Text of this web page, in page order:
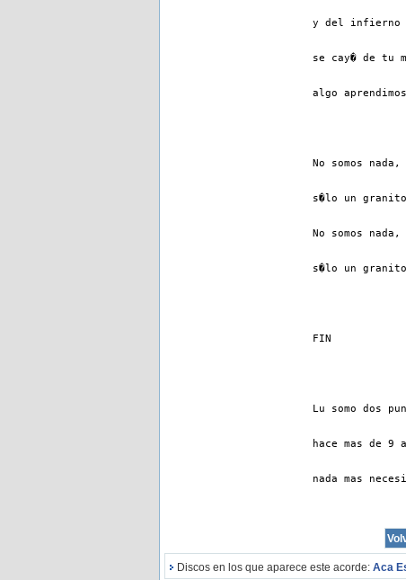
y del infierno
se cay� de tu
algo
No somos
s�lo un
No somos
s�lo un
FIN
Lu somo dos
hace mas de 9
nada mas
Discos en los que aparece este acorde: Aca